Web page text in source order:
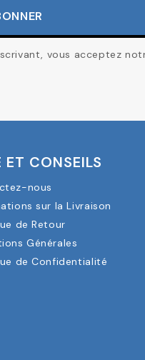
vous acceptez
ET CONSEILS
nous
sur la Livraison
de Retour
Générales
de Confidentialité